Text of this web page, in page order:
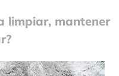
limpiar, mantener